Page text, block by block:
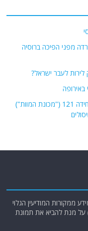
מפני הפיכה ברוסיה
לעבר ישראל?
באירופה
האקדח האיראני על השולחן בביירות: כך מנסה יחידה 121 ("מכונת המוות")
ממקורות המודיעין הגלוי
על מנת להביא את תמונת